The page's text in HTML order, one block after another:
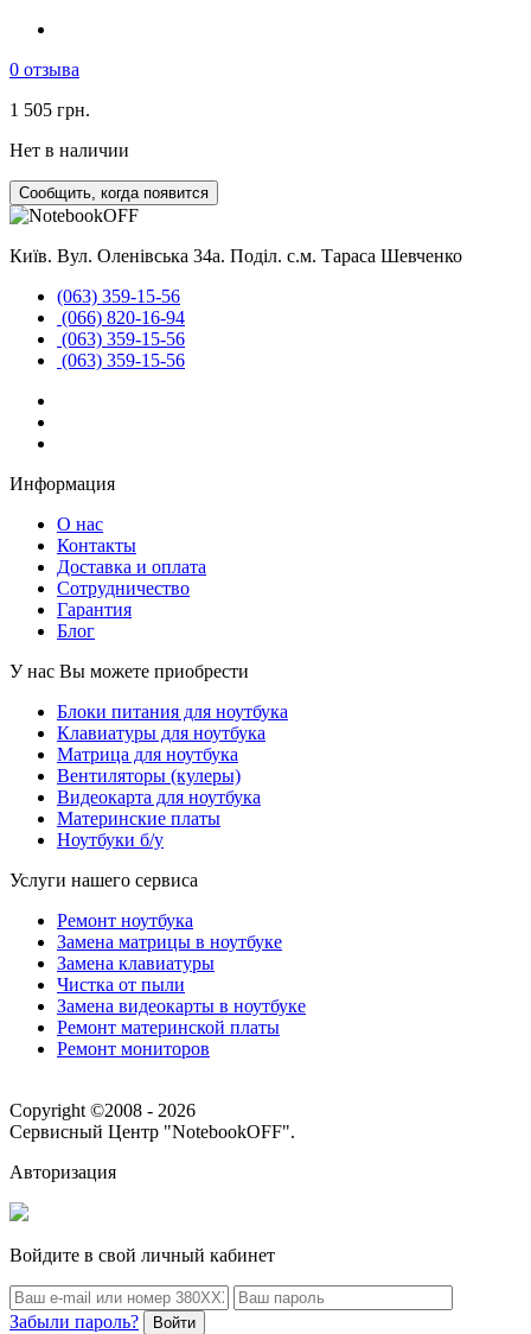
0 отзыва
1 505 грн.
Нет в наличии
Сообщить, когда появится
Київ. Вул. Оленівська 34а. Поділ. с.м. Тараса Шевченко
(063) 359-15-56
(066) 820-16-94
(063) 359-15-56
(063) 359-15-56
Информация
О нас
Контакты
Доставка и оплата
Сотрудничество
Гарантия
Блог
У нас Вы можете приобрести
Блоки питания для ноутбука
Клавиатуры для ноутбука
Матрица для ноутбука
Вентиляторы (кулеры)
Видеокарта для ноутбука
Материнские платы
Ноутбуки б/у
Услуги нашего сервиса
Ремонт ноутбука
Замена матрицы в ноутбуке
Замена клавиатуры
Чистка от пыли
Замена видеокарты в ноутбуке
Ремонт материнской платы
Ремонт мониторов
Copyright ©2008 - 2026
Сервисный Центр "NotebookOFF".
Авторизация
Войдите в свой личный кабинет
Забыли пароль? Войти